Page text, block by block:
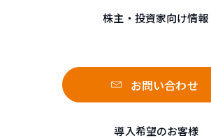
株主・投資家向け情報
お問い合わせ
導入希望のお客様